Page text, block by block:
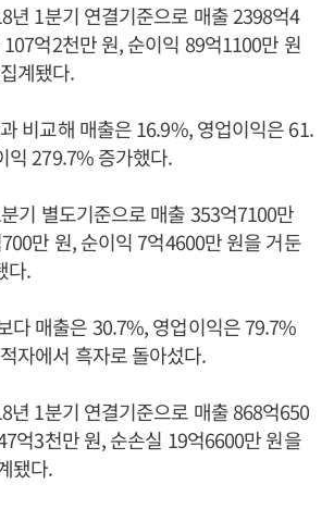
년 1분기 연결기준으로 매출 2398억4
억2천만 원, 순이익 89억1100만 원
계됐다.
비교해 매출은 16.9%, 영업이익은 61.
익 279.7% 증가했다.
기 별도기준으로 매출 353억7100만
만 원, 순이익 7억4600만 원을 거둔
다.
다 매출은 30.7%, 영업이익은 79.7%
자에서 흑자로 돌아섰다.
년 1분기 연결기준으로 매출 868억650
억3천만 원, 순손실 19억6600만 원을
됐다.